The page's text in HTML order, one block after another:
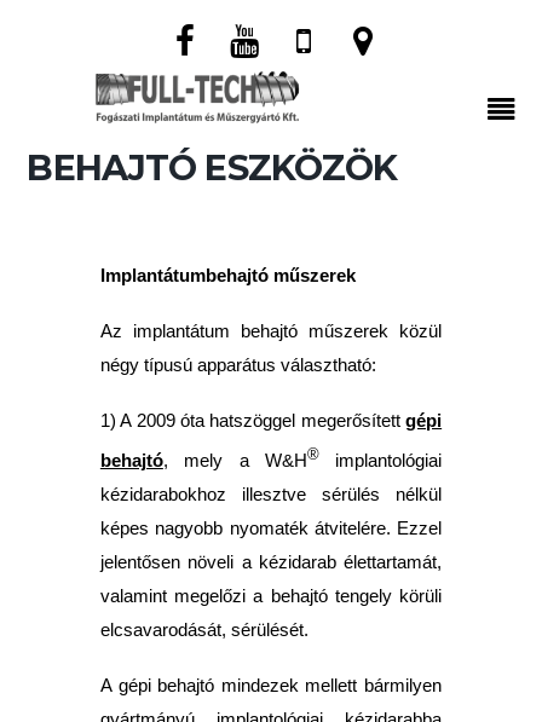
BEHAJTÓ ESZKÖZÖK
Implantátumbehajtó műszerek
Az implantátum behajtó műszerek közül
négy típusú apparátus választható:
1) A 2009 óta hatszöggel megerősítettgépi
behajtó, mely a W&H®implantológiai
kézidarabokhoz illesztve sérülés nélkül
képes nagyobb nyomaték átvitelére. Ezzel
jelentősen növeli a kézidarab élettartamát,
valamint megelőzi a behajtó tengely körüli
elcsavarodását, sérülését.
A gépi behajtó mindezek mellett bármilyen